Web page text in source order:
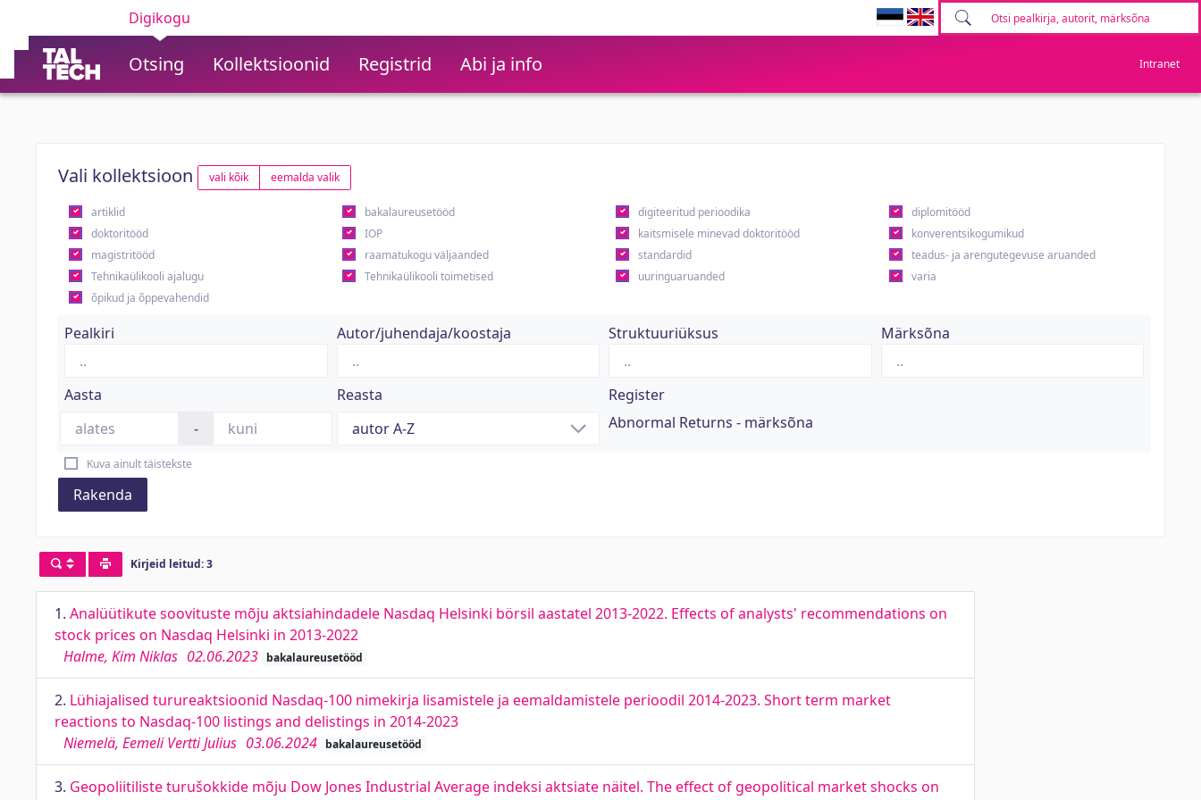
Digikogu
Otsing Kollektsioonid Registrid Abi ja info Intranet
Vali kollektsioon vali kõik eemalda valik
artiklid bakalaureusetööd digiteeritud perioodika
diplomitööd
doktoritööd
IOP kaitsmisele minevad doktoritööd
konverentsikogumikud
magistritööd
raamatukogu väljaanded standardid
teadus- ja arengutegevuse aruanded
Tehnikaülikooli ajalugu
Tehnikaülikooli toimetised uuringuaruanded
varia
õpikud ja õppevahendid
Pealkiri Autor/juhendaja/koostaja Struktuuriüksus Märksõna
Aasta
-
Reasta
Register
Abnormal Returns - märksõna
Kuva ainult täistekste
Rakenda
Kirjeid leitud: 3
1. Analüütikute soovituste mõju aktsiahindadele Nasdaq Helsinki börsil aastatel 2013-2022. Effects of analysts' recommendations on
stock prices on Nasdaq Helsinki in 2013-2022
Halme, Kim Niklas 02.06.2023 bakalaureusetööd
2. Lühiajalised turureaktsioonid Nasdaq-100 nimekirja lisamistele ja eemaldamistele perioodil 2014-2023. Short term market
reactions to Nasdaq-100 listings and delistings in 2014-2023
Niemelä, Eemeli Vertti Julius 03.06.2024 bakalaureusetööd
3. Geopoliitiliste turušokkide mõju Dow Jones Industrial Average indeksi aktsiate näitel. The effect of geopolitical market shocks on